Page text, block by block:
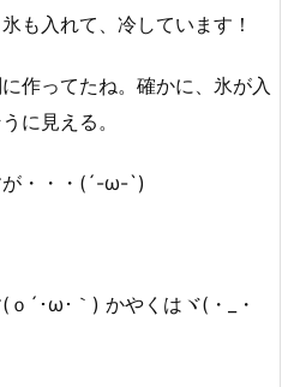
も入れて、冷しています！
作ってたね。確かに、氷が入
に見える。
が・・・(´-ω-`)
´･ω･｀) かやくはヾ(・_・